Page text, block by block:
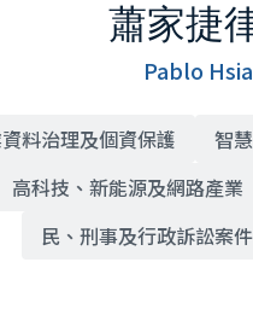
蕭家捷
Pablo
料治理及個資保護
智
高科技、新能源及網路產業
民、刑事及行政訴訟案件